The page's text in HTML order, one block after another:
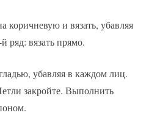
коричневую и вязать, убавляя
ряд: вязать прямо.
убавляя в каждом лиц.
закройте. Выполнить